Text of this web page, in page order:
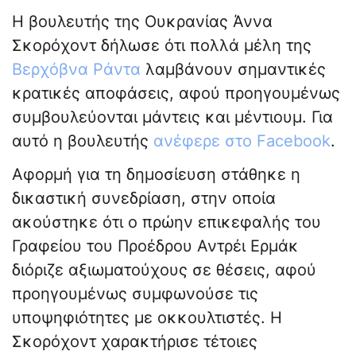
Η βουλευτής της Ουκρανίας Άννα
Σκορόχοντ δήλωσε ότι πολλά μέλη της
Βερχόβνα Ράντα λαμβάνουν σημαντικές
κρατικές αποφάσεις, αφού προηγουμένως
συμβουλεύονται μάντεις και μέντιουμ. Για
αυτό η βουλευτής ανέφερε στο Facebook.
Αφορμή για τη δημοσίευση στάθηκε η
δικαστική συνεδρίαση, στην οποία
ακούστηκε ότι ο πρώην επικεφαλής του
Γραφείου του Προέδρου Αντρέι Ερμάκ
διόριζε αξιωματούχους σε θέσεις, αφού
προηγουμένως συμφωνούσε τις
υποψηφιότητες με οκκουλτιστές. Η
Σκορόχοντ χαρακτήρισε τέτοιες